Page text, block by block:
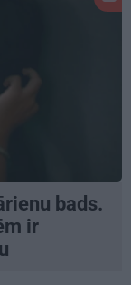
bads.
ir